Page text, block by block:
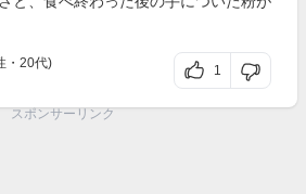
・20代)
1
スポンサーリンク